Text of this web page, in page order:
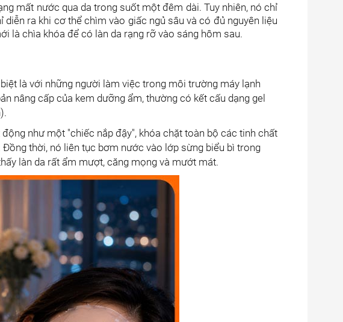
mất nước qua da trong suốt một đêm dài. Tuy nhiên, nó chỉ
ra khi cơ thể chìm vào giấc ngủ sâu và có đủ nguyên liệu
là chìa khóa để có làn da rạng rỡ vào sáng hôm sau.
là với những người làm việc trong môi trường máy lạnh
nâng cấp của kem dưỡng ẩm, thường có kết cấu dạng gel
như một "chiếc nắp đậy", khóa chặt toàn bộ các tinh chất
thời, nó liên tục bơm nước vào lớp sừng biểu bì trong
làn da rất ẩm mượt, căng mọng và mướt mát.